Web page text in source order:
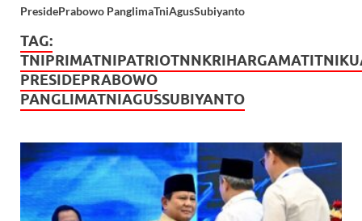
PresidePrabowo PanglimaTniAgusSubiyanto
TAG:
PRESIDEPRABOWO
PANGLIMATNIAGUSSUBIYANTO